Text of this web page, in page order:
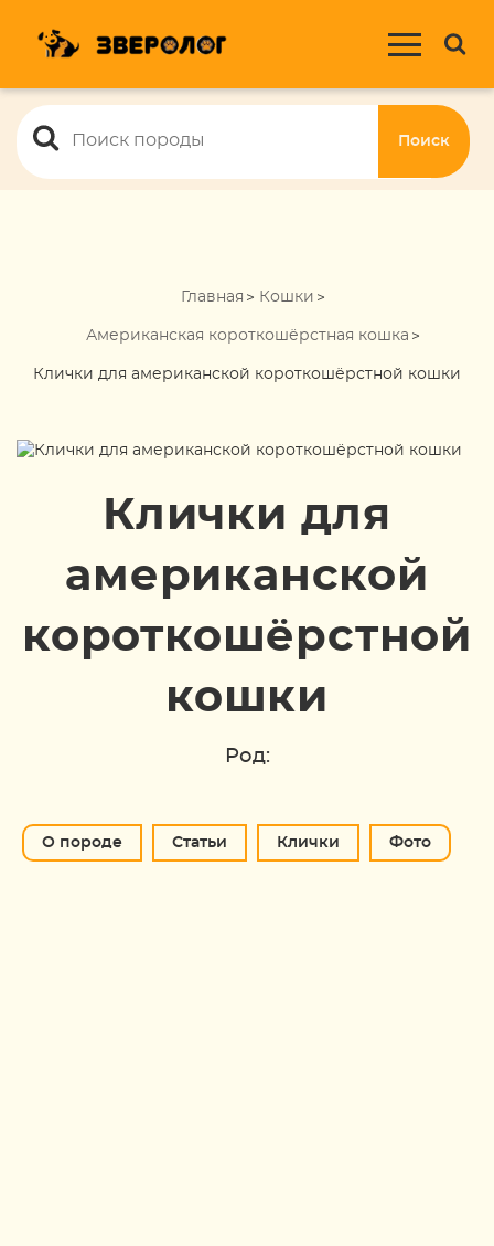
Поиск
Главная Кошки
Американская короткошёрстная кошка
Клички для американской короткошёрстной кошки
Клички для
американской
короткошёрстной
кошки
Род:
О породе Статьи Клички Фото